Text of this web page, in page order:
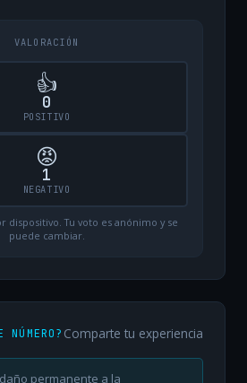
VALORACIÓN
👍
0
POSITIVO
😡
1
NEGATIVO
dispositivo. Tu voto es anónimo y se
puede cambiar.
NÚMERO? Comparte tu experiencia
permanente a la